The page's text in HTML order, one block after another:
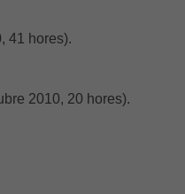
41 hores).
2010, 20 hores).